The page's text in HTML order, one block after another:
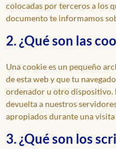
colocadas por terceros a los
documento te informamos
2. ¿Qué son las
Una cookie es un pequeño
de esta web y que tu
ordenador u otro dispositivo.
devuelta a nuestros
apropiados durante una
3. ¿Qué son los